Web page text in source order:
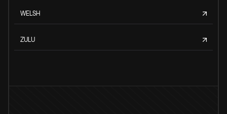
WELSH
ZULU